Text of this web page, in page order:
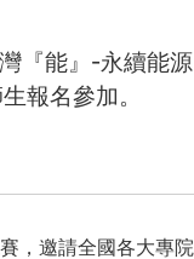
『能』-永續能源
報名參加。
，邀請全國各大專院